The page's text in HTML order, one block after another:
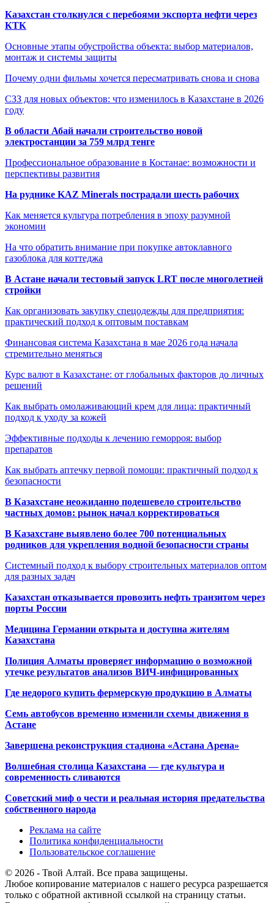
Казахстан столкнулся с перебоями экспорта нефти через
КТК
Основные этапы обустройства объекта: выбор материалов,
монтаж и системы защиты
Почему одни фильмы хочется пересматривать снова и снова
СЗЗ для новых объектов: что изменилось в Казахстане в 2026
году
В области Абай начали строительство новой
электростанции за 759 млрд тенге
Профессиональное образование в Костанае: возможности и
перспективы развития
На руднике KAZ Minerals пострадали шесть рабочих
Как меняется культура потребления в эпоху разумной
экономии
На что обратить внимание при покупке автоклавного
газоблока для коттеджа
В Астане начали тестовый запуск LRT после многолетней
стройки
Как организовать закупку спецодежды для предприятия:
практический подход к оптовым поставкам
Финансовая система Казахстана в мае 2026 года начала
стремительно меняться
Курс валют в Казахстане: от глобальных факторов до личных
решений
Как выбрать омолаживающий крем для лица: практичный
подход к уходу за кожей
Эффективные подходы к лечению геморроя: выбор
препаратов
Как выбрать аптечку первой помощи: практичный подход к
безопасности
В Казахстане неожиданно подешевело строительство
частных домов: рынок начал корректироваться
В Казахстане выявлено более 700 потенциальных
родников для укрепления водной безопасности страны
Системный подход к выбору строительных материалов оптом
для разных задач
Казахстан отказывается провозить нефть транзитом через
порты России
Медицина Германии открыта и доступна жителям
Казахстана
Полиция Алматы проверяет информацию о возможной
утечке результатов анализов ВИЧ-инфицированных
Где недорого купить фермерскую продукцию в Алматы
Семь автобусов временно изменили схемы движения в
Астане
Завершена реконструкция стадиона «Астана Арена»
Волшебная столица Казахстана — где культура и
современность сливаются
Советский миф о чести и реальная история предательства
собственного народа
Реклама на сайте
Политика конфиденциальности
Пользовательское соглашение
© 2026 - Твой Алтай. Все права защищены.
Любое копирование материалов с нашего ресурса разрешается
только с обратной активной ссылкой на страницу статьи.